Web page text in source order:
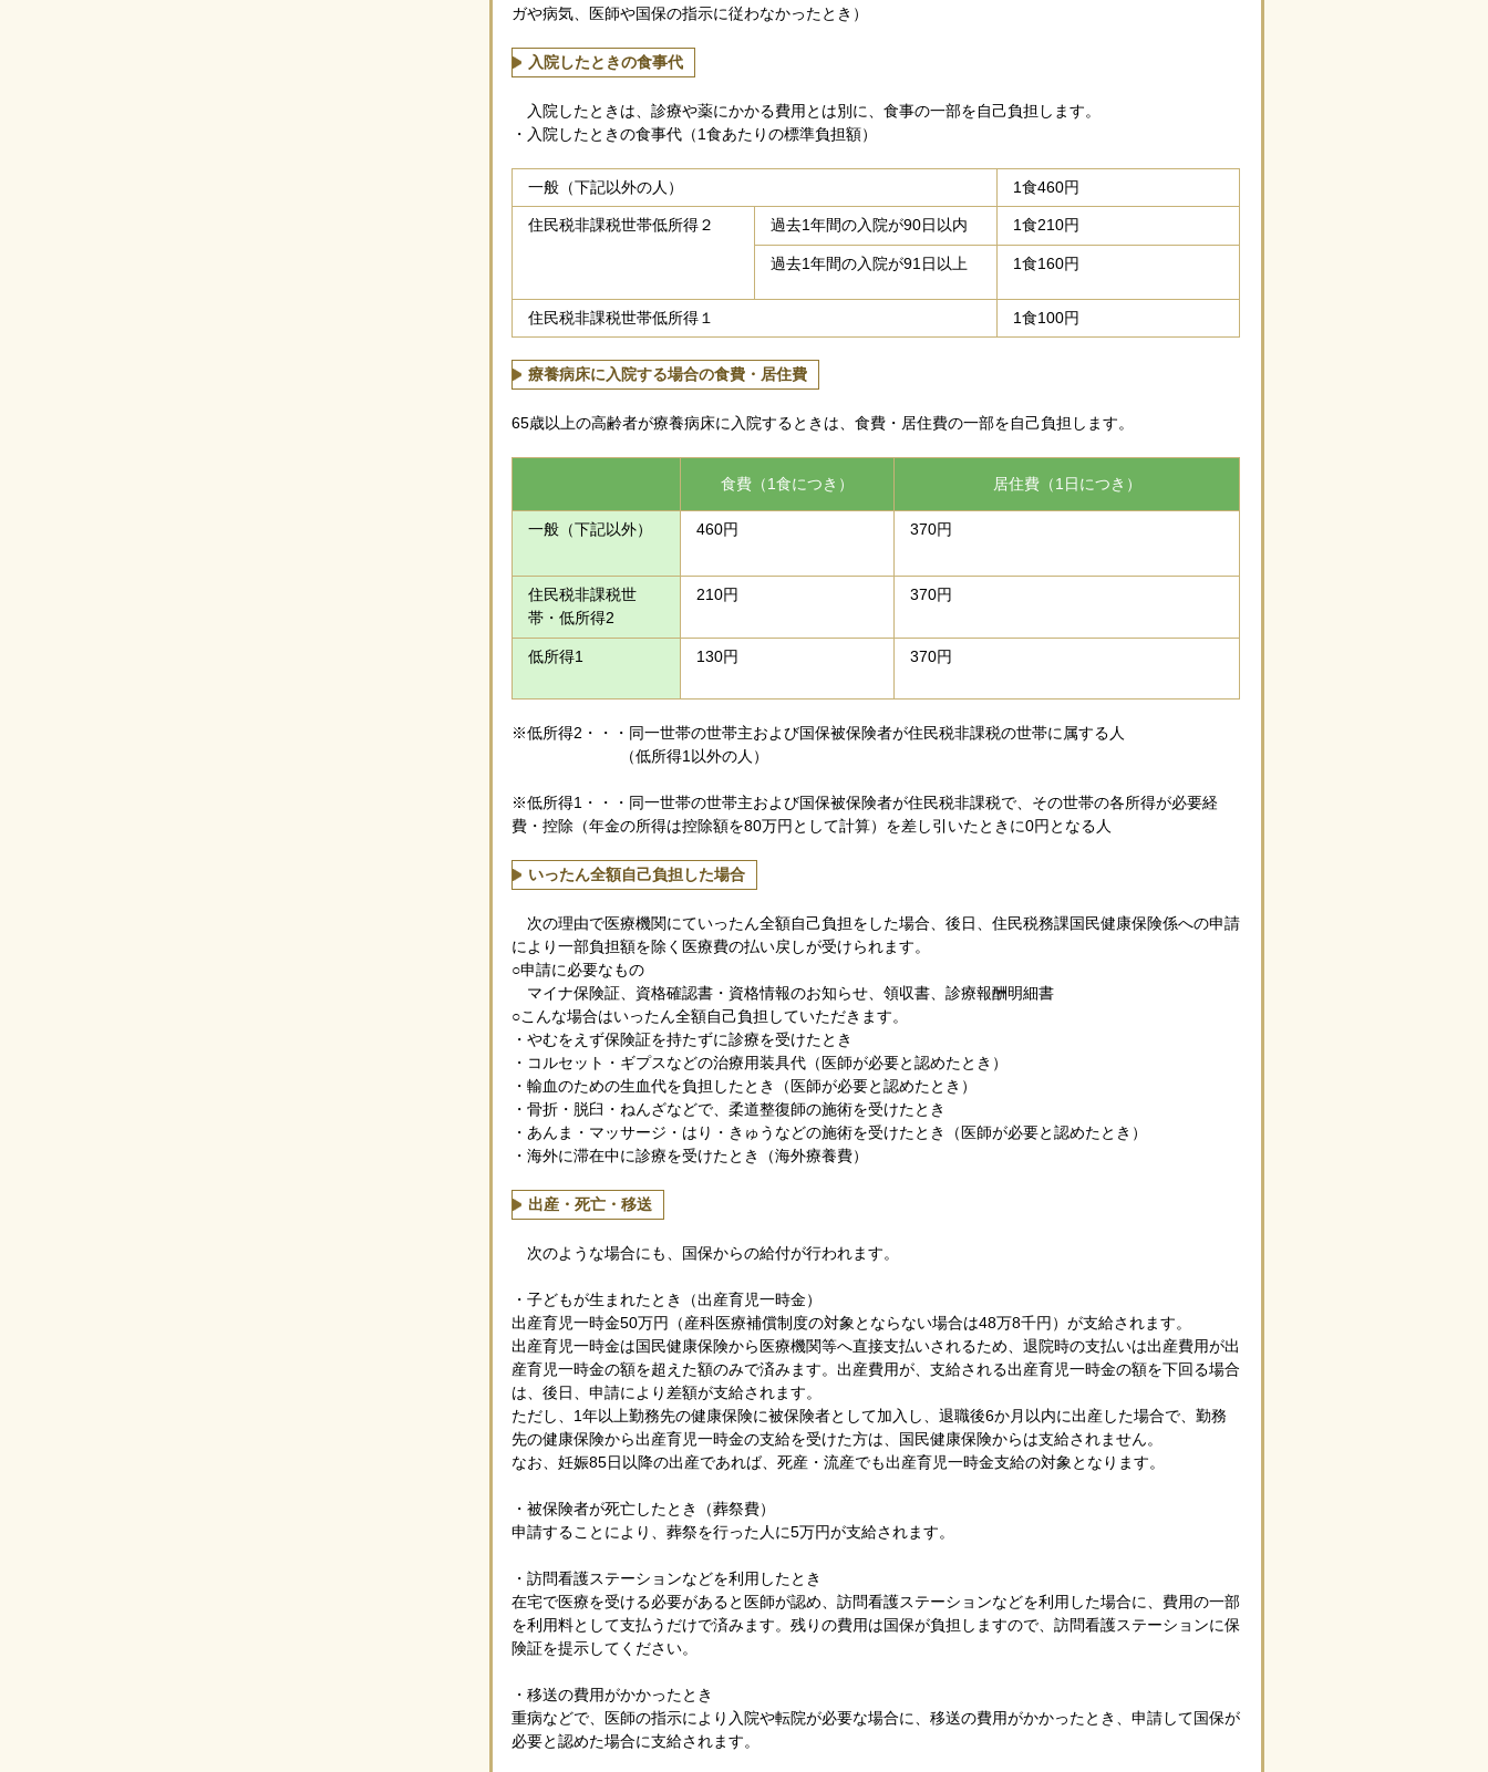
ガや病気、医師や国保の指示に従わなかったとき）
入院したときの食事代
入院したときは、診療や薬にかかる費用とは別に、食事の一部を自己負担します。
・入院したときの食事代（1食あたりの標準負担額）
一般（下記以外の人） 1食460円
住民税非課税世帯低所得２ 過去1年間の入院が90日以内 1食210円
過去1年間の入院が91日以上 1食160円
住民税非課税世帯低所得１ 1食100円
療養病床に入院する場合の食費・居住費
65歳以上の高齢者が療養病床に入院するときは、食費・居住費の一部を自己負担します。
食費（1食につき） 居住費（1日につき）
一般（下記以外） 460円 370円
住民税非課税世
帯・低所得2
210円 370円
低所得1 130円 370円
※低所得2・・・同一世帯の世帯主および国保被保険者が住民税非課税の世帯に属する人
（低所得1以外の人）
※低所得1・・・同一世帯の世帯主および国保被保険者が住民税非課税で、その世帯の各所得が必要経
費・控除（年金の所得は控除額を80万円として計算）を差し引いたときに0円となる人
いったん全額自己負担した場合
次の理由で医療機関にていったん全額自己負担をした場合、後日、住民税務課国民健康保険係への申請
により一部負担額を除く医療費の払い戻しが受けられます。
○申請に必要なもの
マイナ保険証、資格確認書・資格情報のお知らせ、領収書、診療報酬明細書
○こんな場合はいったん全額自己負担していただきます。
・やむをえず保険証を持たずに診療を受けたとき
・コルセット・ギプスなどの治療用装具代（医師が必要と認めたとき）
・輸血のための生血代を負担したとき（医師が必要と認めたとき）
・骨折・脱臼・ねんざなどで、柔道整復師の施術を受けたとき
・あんま・マッサージ・はり・きゅうなどの施術を受けたとき（医師が必要と認めたとき）
・海外に滞在中に診療を受けたとき（海外療養費）
出産・死亡・移送
次のような場合にも、国保からの給付が行われます。
・子どもが生まれたとき（出産育児一時金）
出産育児一時金50万円（産科医療補償制度の対象とならない場合は48万8千円）が支給されます。
出産育児一時金は国民健康保険から医療機関等へ直接支払いされるため、退院時の支払いは出産費用が出
産育児一時金の額を超えた額のみで済みます。出産費用が、支給される出産育児一時金の額を下回る場合
は、後日、申請により差額が支給されます。
ただし、1年以上勤務先の健康保険に被保険者として加入し、退職後6か月以内に出産した場合で、勤務
先の健康保険から出産育児一時金の支給を受けた方は、国民健康保険からは支給されません。
なお、妊娠85日以降の出産であれば、死産・流産でも出産育児一時金支給の対象となります。
・被保険者が死亡したとき（葬祭費）
申請することにより、葬祭を行った人に5万円が支給されます。
・訪問看護ステーションなどを利用したとき
在宅で医療を受ける必要があると医師が認め、訪問看護ステーションなどを利用した場合に、費用の一部
を利用料として支払うだけで済みます。残りの費用は国保が負担しますので、訪問看護ステーションに保
険証を提示してください。
・移送の費用がかかったとき
重病などで、医師の指示により入院や転院が必要な場合に、移送の費用がかかったとき、申請して国保が
必要と認めた場合に支給されます。